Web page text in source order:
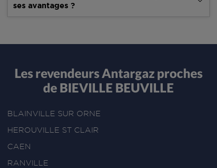
ses avantages ?
Les revendeurs Antargaz proches
de BIEVILLE BEUVILLE
BLAINVILLE SUR ORNE
HEROUVILLE ST CLAIR
CAEN
RANVILLE